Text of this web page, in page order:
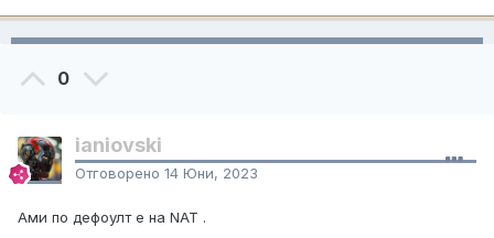
0
ianiovski
Отговорено 14 Юни, 2023
Ами по дефоулт е на NAT .